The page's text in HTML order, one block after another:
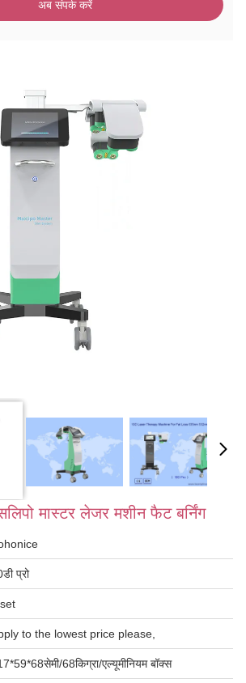
अब संपर्क करें
मास्टर लेजर मशीन फैट बर्निंग
प्रो
to the lowest price please,
68किग्रा/एल्यूमीनियम बॉक्स